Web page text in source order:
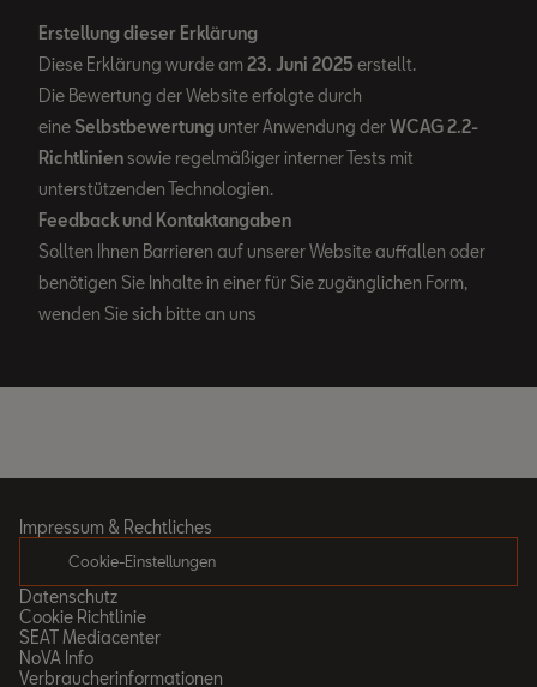
Erstellung dieser Erklärung
Diese Erklärung wurde am 23. Juni 2025erstellt.
Die Bewertung der Website erfolgte durch
eine Selbstbewertung unter Anwendung derWCAG 2.2-
Richtliniensowie regelmäßiger interner Tests mit
unterstützenden Technologien.
Feedback und Kontaktangaben
Sollten Ihnen Barrieren auf unserer Website auffallen oder
benötigen Sie Inhalte in einer für Sie zugänglichen Form,
wenden Sie sich bitte an uns
Impressum & Rechtliches
Cookie-Einstellungen
Datenschutz
Cookie Richtlinie
SEAT Mediacenter
NoVA Info
Verbraucherinformationen